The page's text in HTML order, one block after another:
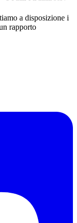
a disposizione i
rapporto